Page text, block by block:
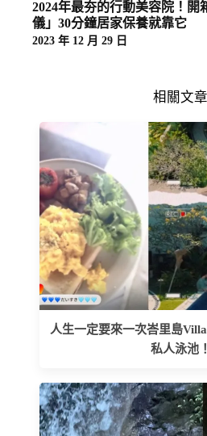
2024年最夯的行動美容院！開
儀」30分鐘居家保養就靠它
2023 年 12 月 29 日
相關文章
人生一定要來一次峇里島
私人泳池！